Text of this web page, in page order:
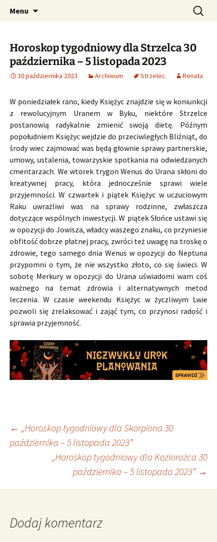
CzaroMarowy horoskop
dzienny, miesięczny i
tygodniowy
Profesjonalne przepowiednie astrologiczne
Menu Szukaj:
Horoskop tygodniowy dla Strzelca 30
października – 5 listopada 2023
30 października 2023 Archiwum Strzelec Renata
W poniedziałek rano, kiedy Księżyc znajdzie się w koniunkcji
z rewolucyjnym Uranem w Byku, niektóre Strzelce
postanowią radykalnie zmienić swoją dietę. Późnym
popołudniem Księżyc wejdzie do przeciwległych Bliźniąt, do
środy wiec zajmować was będą głownie sprawy partnerskie,
umowy, ustalenia, towarzyskie spotkania na odwiedzanych
cmentarzach. We wtorek trygon Wenus do Urana skłoni do
kreatywnej pracy, która jednocześnie sprawi wiele
przyjemności. W czwartek i piątek Księżyc w uczuciowym
Raku uwrażliwi was na sprawy rodzinne, zwłaszcza
dotyczące wspólnych inwestycji. W piątek Słońce ustawi się
w opozycji do Jowisza, władcy waszego znaku, co przyniesie
obfitość dobrze płatnej pracy, zwróci też uwagę na troskę o
zdrowie, tego samego dnia Wenus w opozycji do Neptuna
przypomni o tym, że nie wszystko złoto, co się świeci. W
sobotę Merkury w opozycji do Urana uświadomi wam coś
ważnego na temat zdrowia i alternatywnych metod
leczenia. W czasie weekendu Księżyc w życzliwym Lwie
pozwoli się zrelaksować i zająć tym, co przynosi radość i
sprawia przyjemność.
Nawigacja
wpisu
← „Horoskop tygodniowy dla Skorpiona 30
października – 5 listopada 2023”
„Horoskop tygodniowy dla Koziorożca 30
października – 5 listopada 2023” →
Dodaj komentarz